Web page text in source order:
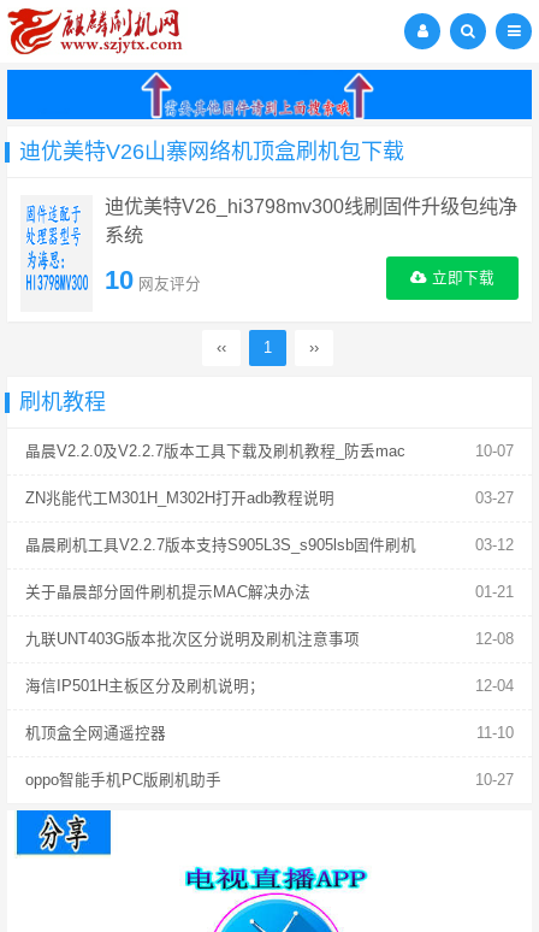
迪优美特V26山寨网络机顶盒刷机包下载
迪优美特V26_hi3798mv300线刷固件升级包纯净
系统
10 网友评分 立即下载
‹‹ 1 ››
刷机教程
10-07
晶晨V2.2.0及V2.2.7版本工具下载及刷机教程_防丢mac
03-27
ZN兆能代工M301H_M302H打开adb教程说明
03-12
晶晨刷机工具V2.2.7版本支持S905L3S_s905lsb固件刷机
01-21
关于晶晨部分固件刷机提示MAC解决办法
12-08
九联UNT403G版本批次区分说明及刷机注意事项
12-04
海信IP501H主板区分及刷机说明；
11-10
机顶盒全网通遥控器
10-27
oppo智能手机PC版刷机助手